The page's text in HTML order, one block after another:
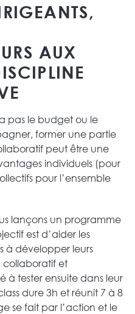
AUX
pas le budget ou le
former une partie
peut être une
individuels (pour
pour l’ensemble
lançons un programme
est d’aider les
à développer leurs
collaboratif et
à tester ensuite dans leur
dure 3h et réunit 7 à 8
se fait par l’action et le